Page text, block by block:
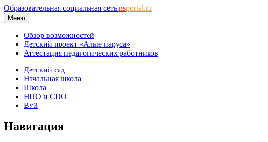
Образовательная социальная сеть nsportal.ru
Меню
Обзор возможностей
Детский проект «Алые паруса»
Аттестация педагогических работников
Детский сад
Начальная школа
Школа
НПО и СПО
ВУЗ
Навигация